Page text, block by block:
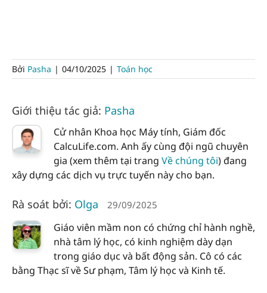
Bởi Pasha | 04/10/2025 | Toán học
Giới thiệu tác giả: Pasha
Cử nhân Khoa học Máy tính, Giám đốc
CalcuLife.com. Anh ấy cùng đội ngũ chuyên
gia (xem thêm tại trang Về chúng tôi) đang
xây dựng các dịch vụ trực tuyến này cho bạn.
Rà soát bởi: Olga 29/09/2025
Giáo viên mầm non có chứng chỉ hành nghề,
nhà tâm lý học, có kinh nghiệm dày dạn
trong giáo dục và bất động sản. Cô có các
bằng Thạc sĩ về Sư phạm, Tâm lý học và Kinh tế.